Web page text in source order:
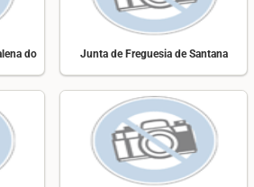
do
Junta de Freguesia de Santana